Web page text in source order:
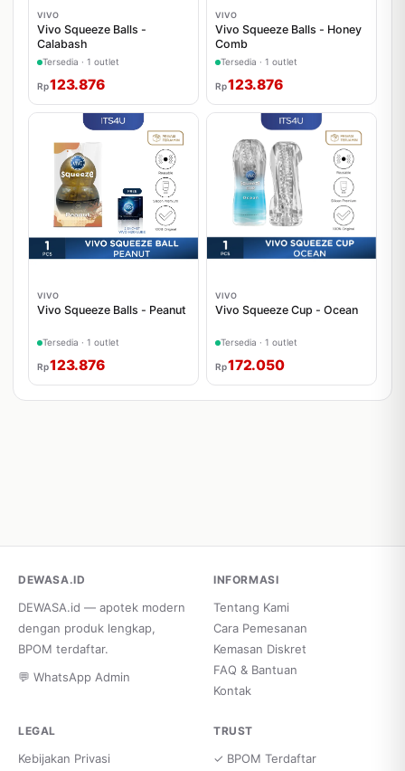
VIVO
Vivo Squeeze Balls -
Calabash
Tersedia · 1 outlet
Rp123.876
VIVO
Vivo Squeeze Balls - Honey
Comb
Tersedia · 1 outlet
Rp123.876
VIVO
Vivo Squeeze Balls - Peanut
Tersedia · 1 outlet
Rp123.876
VIVO
Vivo Squeeze Cup - Ocean
Tersedia · 1 outlet
Rp172.050
DEWASA.ID
DEWASA.id — apotek modern
dengan produk lengkap,
BPOM terdaftar.
💬 WhatsApp Admin
INFORMASI
Tentang Kami
Cara Pemesanan
Kemasan Diskret
FAQ & Bantuan
Kontak
LEGAL
Kebijakan Privasi
TRUST
✓ BPOM Terdaftar